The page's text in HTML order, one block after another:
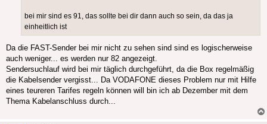
bei mir sind es 91, das sollte bei dir dann auch so sein, da das ja
einheitlich ist
Da die FAST-Sender bei mir nicht zu sehen sind sind es logischerweise
auch weniger... es werden nur 82 angezeigt.
Sendersuchlauf wird bei mir täglich durchgeführt, da die Box regelmäßig
die Kabelsender vergisst... Da VODAFONE dieses Problem nur mit Hilfe
eines teureren Tarifes regeln können will bin ich ab Dezember mit dem
Thema Kabelanschluss durch...